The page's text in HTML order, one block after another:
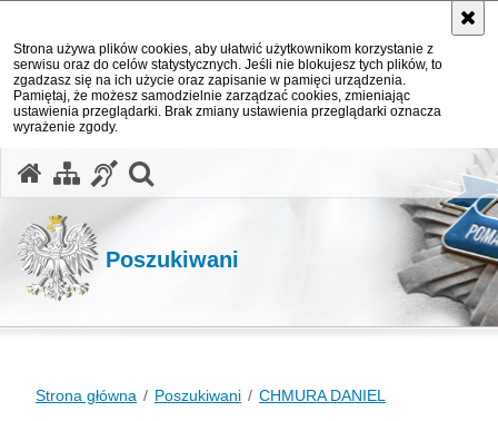
Strona używa plików cookies, aby ułatwić użytkownikom korzystanie z
serwisu oraz do celów statystycznych. Jeśli nie blokujesz tych plików, to
zgadzasz się na ich użycie oraz zapisanie w pamięci urządzenia.
Pamiętaj, że możesz samodzielnie zarządzać cookies, zmieniając
ustawienia przeglądarki. Brak zmiany ustawienia przeglądarki oznacza
wyrażenie zgody.
Poszukiwani
Strona główna Poszukiwani CHMURA DANIEL